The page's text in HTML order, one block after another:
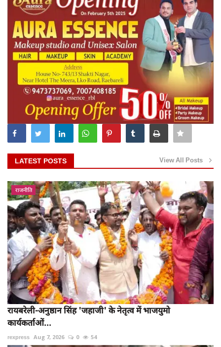
LATEST POSTS View All Posts
राजनीति
रायबरेली-अनुष्ठान सिंह 'जहाजी' के नेतृत्व में भाजयुमो
कार्यकर्ताओं...
rexpress Aug 7, 2026 0 54